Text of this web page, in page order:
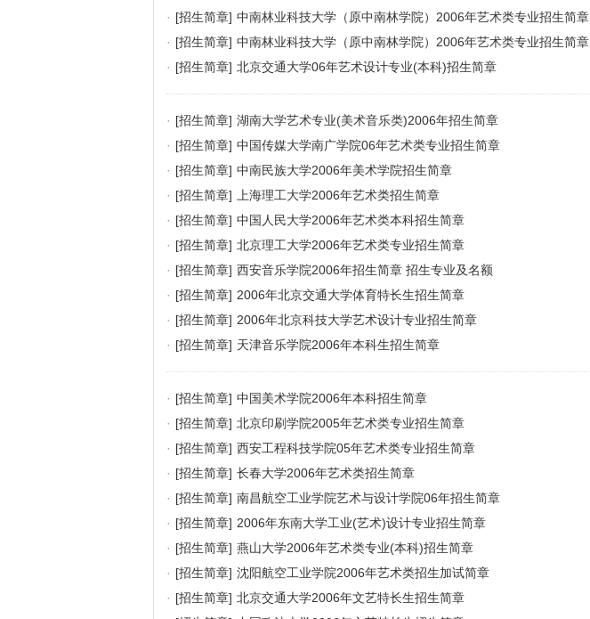
· [招生简章] 中南林业科技大学（原中南林学院）2006年艺术类专业招生简章
· [招生简章] 中南林业科技大学（原中南林学院）2006年艺术类专业招生简章
· [招生简章] 北京交通大学06年艺术设计专业(本科)招生简章
· [招生简章] 湖南大学艺术专业(美术音乐类)2006年招生简章
· [招生简章] 中国传媒大学南广学院06年艺术类专业招生简章
· [招生简章] 中南民族大学2006年美术学院招生简章
· [招生简章]
上海理工大学2006年艺术类招生简章
· [招生简章] 中国人民大学2006年艺术类本科招生简章
· [招生简章] 北京理工大学2006年艺术类专业招生简章
· [招生简章] 西安音乐学院2006年招生简章 招生专业及名额
· [招生简章] 2006年北京交通大学体育特长生招生简章
· [招生简章] 2006年北京科技大学艺术设计专业招生简章
· [招生简章] 天津音乐学院2006年本科生招生简章
· [招生简章] 中国美术学院2006年本科招生简章
· [招生简章] 北京印刷学院2005年艺术类专业招生简章
· [招生简章] 西安工程科技学院05年艺术类专业招生简章
· [招生简章] 长春大学2006年艺术类招生简章
· [招生简章] 南昌航空工业学院艺术与设计学院06年招生简章
· [招生简章] 2006年东南大学工业(艺术)设计专业招生简章
· [招生简章] 燕山大学2006年艺术类专业(本科)招生简章
· [招生简章] 沈阳航空工业学院2006年艺术类招生加试简章
· [招生简章] 北京交通大学2006年文艺特长生招生简章